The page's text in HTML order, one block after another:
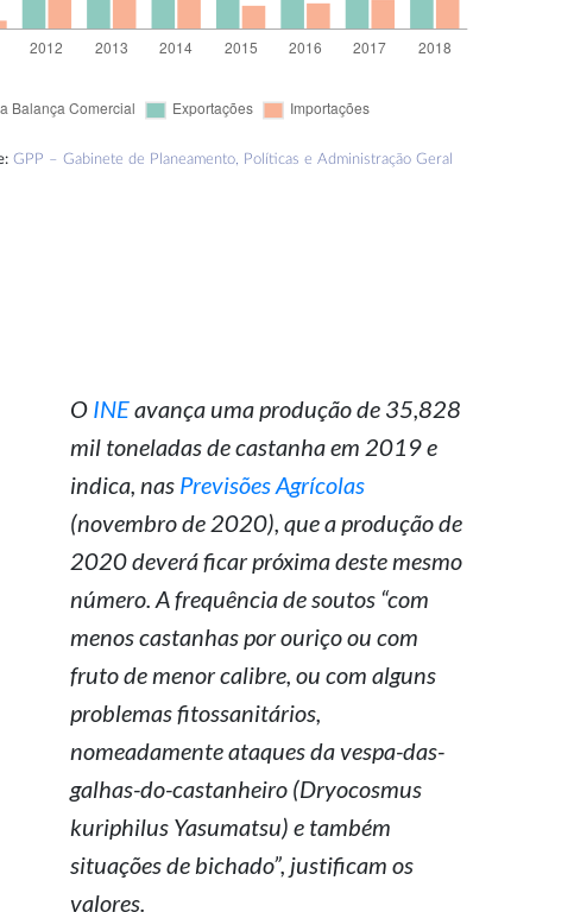
GPP – Gabinete de Planeamento, Políticas e Administração Geral
O INEavança uma produção de 35,828
mil toneladas de castanha em 2019 e
indica, nas Previsões Agrícolas
(novembro de 2020), que a produção de
2020 deverá ficar próxima deste mesmo
número. A frequência de soutos “com
menos castanhas por ouriço ou com
fruto de menor calibre, ou com alguns
problemas fitossanitários,
nomeadamente ataques da vespa-das-
galhas-do-castanheiro (Dryocosmus
kuriphilus Yasumatsu) e também
situações de bichado”, justificam os
valores.